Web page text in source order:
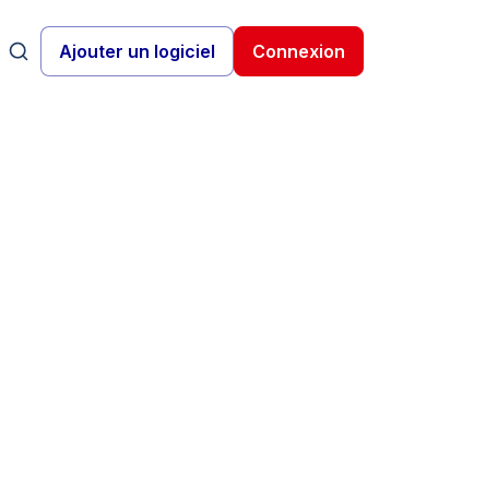
Ajouter un logiciel Connexion